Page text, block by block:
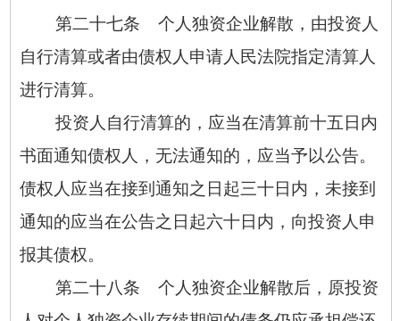
第二十七条 个人独资企业解散，由投资人
自行清算或者由债权人申请人民法院指定清算人
进行清算。
投资人自行清算的，应当在清算前十五日内
书面通知债权人，无法通知的，应当予以公告。
债权人应当在接到通知之日起三十日内，未接到
通知的应当在公告之日起六十日内，向投资人申
报其债权。
第二十八条 个人独资企业解散后，原投资